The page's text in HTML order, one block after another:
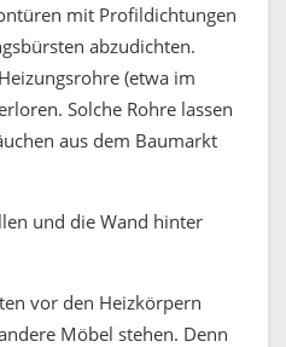
mit Profildichtungen
abzudichten.
(etwa im
Solche Rohre lassen
aus dem Baumarkt
und die Wand hinter
vor den Heizkörpern
Möbel stehen. Denn